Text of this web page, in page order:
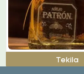
Tekila